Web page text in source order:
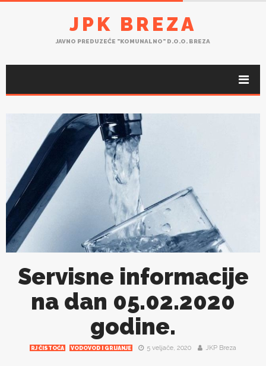
JPK BREZA
JAVNO PREDUZEĆE "KOMUNALNO" D.O.O. BREZA
Servisne informacije
na dan 05.02.2020
godine.
RJ ČISTOĆA VODOVOD I GRIJANJE 5 veljače, 2020 JKP Breza